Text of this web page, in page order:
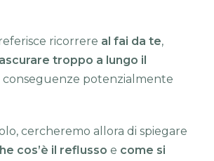
ricorrere al fai da te,
troppo a lungo il
conseguenze potenzialmente
cercheremo allora di spiegare
cos’è il reflusso e come si